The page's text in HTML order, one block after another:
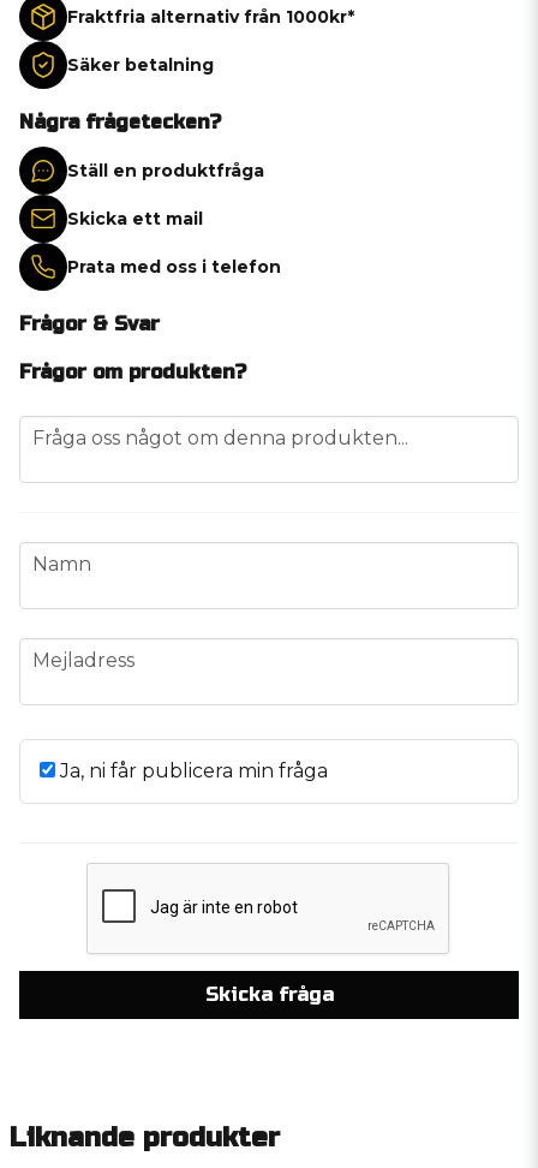
Fraktfria alternativ från 1000kr*
Säker betalning
Några frågetecken?
Ställ en produktfråga
Skicka ett mail
Prata med oss i telefon
Frågor & Svar
Frågor om produkten?
question
Fråga oss något om denna produkten...
name
Namn
email
Mejladress
Ja, ni får publicera min fråga
Skicka fråga
Liknande produkter